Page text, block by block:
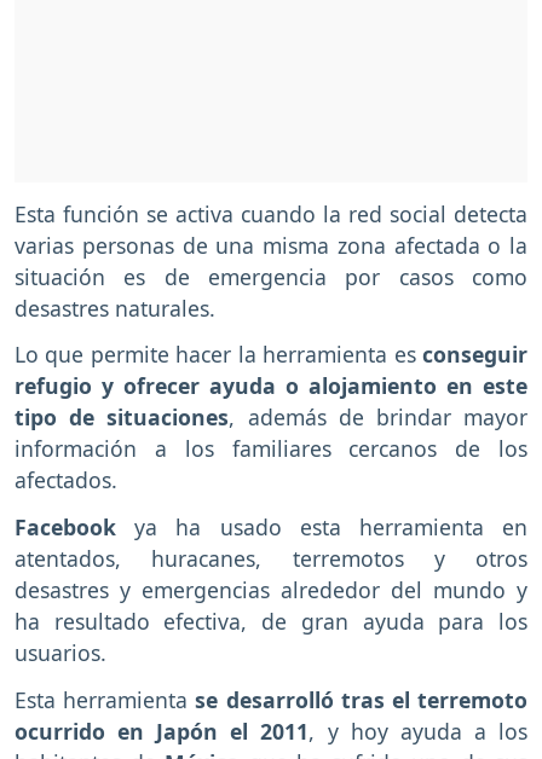
Esta función se activa cuando la red social detecta
varias personas de una misma zona afectada o la
situación es de emergencia por casos como
desastres naturales.
Lo que permite hacer la herramienta es conseguir
refugio y ofrecer ayuda o alojamiento en este
tipo de situaciones, además de brindar mayor
información a los familiares cercanos de los
afectados.
Facebookya ha usado esta herramienta en
atentados, huracanes, terremotos y otros
desastres y emergencias alrededor del mundo y
ha resultado efectiva, de gran ayuda para los
usuarios.
Esta herramientase desarrolló tras el terremoto
ocurrido en Japón el 2011, y hoy ayuda a los